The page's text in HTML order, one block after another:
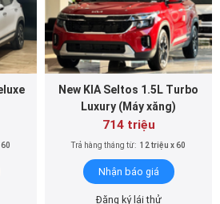
New KIA Seltos 1.5L Turbo
Luxury (Máy xăng)
714 triệu
Trả hàng tháng từ: 12 triệu x 60
Nhận báo giá
Đăng ký lái thử